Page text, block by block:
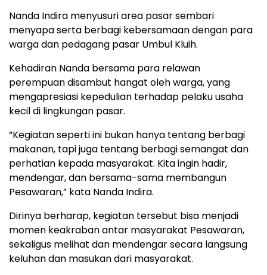
Nanda Indira menyusuri area pasar sembari
menyapa serta berbagi kebersamaan dengan para
warga dan pedagang pasar Umbul Kluih.
Kehadiran Nanda bersama para relawan
perempuan disambut hangat oleh warga, yang
mengapresiasi kepedulian terhadap pelaku usaha
kecil di lingkungan pasar.
“Kegiatan seperti ini bukan hanya tentang berbagi
makanan, tapi juga tentang berbagi semangat dan
perhatian kepada masyarakat. Kita ingin hadir,
mendengar, dan bersama-sama membangun
Pesawaran,” kata Nanda Indira.
Dirinya berharap, kegiatan tersebut bisa menjadi
momen keakraban antar masyarakat Pesawaran,
sekaligus melihat dan mendengar secara langsung
keluhan dan masukan dari masyarakat.